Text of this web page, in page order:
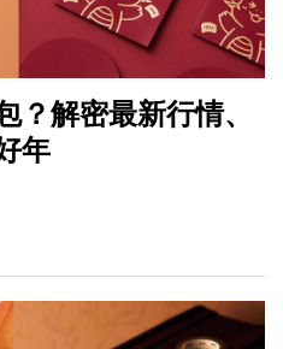
？解密最新行情、
年